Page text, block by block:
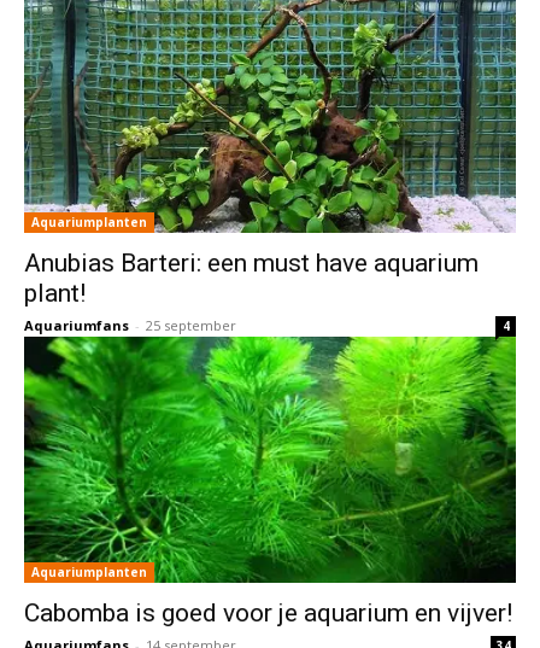
Aquariumplanten
Anubias Barteri: een must have aquarium
plant!
Aquariumfans - 25 september 4
Aquariumplanten
Cabomba is goed voor je aquarium en vijver!